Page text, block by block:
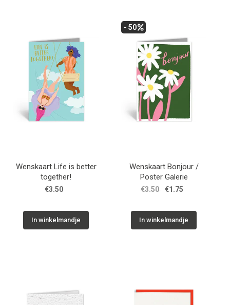
Wenskaart Life is better
together!
€3.50
In winkelmandje
- 50
Wenskaart Bonjour /
Poster Galerie
€3.50 €1.75
In winkelmandje